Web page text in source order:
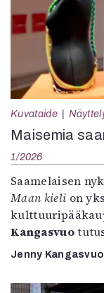
Kuvataide
Maisemia
1/2026
Saamelaisen
Maan kieli on
Kangasvuo
Jenny Kangasvuo